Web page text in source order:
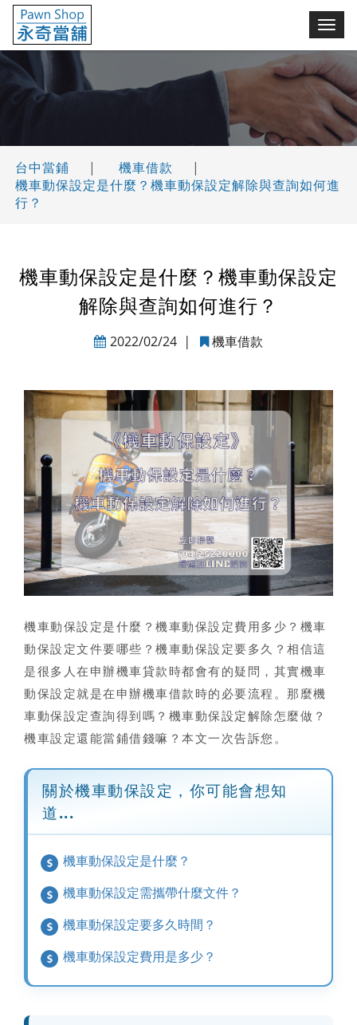
切
選
單
台中當鋪 | 機車借款
|
機車動保設定是什麼？機車動保設定解除與查詢如何進
行？
機車動保設定是什麼？機車動保設定
解除與查詢如何進行？
2022/02/24 | 機車借款
機車動保設定是什麼 ？ 機車動保設定費用多少 ？機車
動保設定文件要哪些？ 機車動保設定要多久 ？相信這
是很多人在申辦機車貸款時都會有的疑問，其實機車
動保設定就是在申辦機車借款時的必要流程。那麼機
車動保設定查詢得到嗎？ 機車動保設定解除怎麼做？
機車設定還能當鋪借錢嘛？本文一次告訴您。
關於機車動保設定，你可能會想知
道...
機車動保設定是什麼？
機車動保設定需攜帶什麼文件？
機車動保設定要多久時間？
機車動保設定費用是多少？